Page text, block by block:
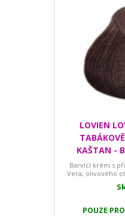
LOVIEN
KAŠTAN -
Barvící krém s
Vera, olivového
POUZE